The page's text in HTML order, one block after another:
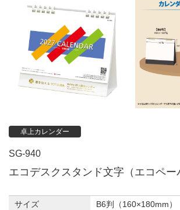
卓上カレンダー
SG-940
エコデスクスタンド文字（エコペー
サイズ
B6判（160×180mm）